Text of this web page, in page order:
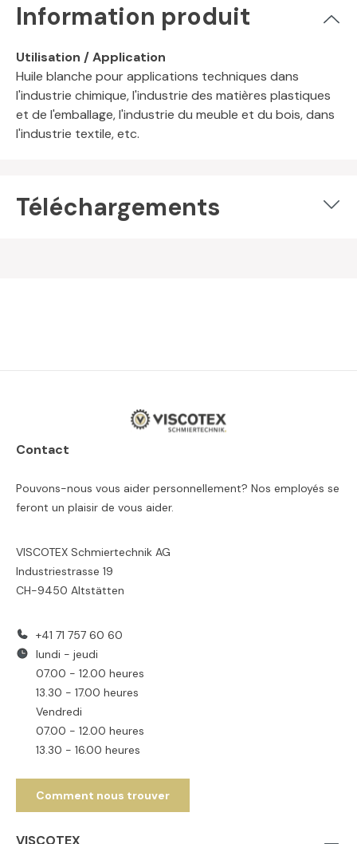
Information produit
Utilisation / Application
Huile blanche pour applications techniques dans
l'industrie chimique, l'industrie des matières plastiques
et de l'emballage, l'industrie du meuble et du bois, dans
l'industrie textile, etc.
Téléchargements
Contact
Pouvons-nous vous aider personnellement? Nos employés se
feront un plaisir de vous aider.
VISCOTEX Schmiertechnik AG
Industriestrasse 19
CH-9450 Altstätten
+41 71 757 60 60
lundi - jeudi
07.00 - 12.00 heures
13.30 - 17.00 heures
Vendredi
07.00 - 12.00 heures
13.30 - 16.00 heures
Comment nous trouver
VISCOTEX